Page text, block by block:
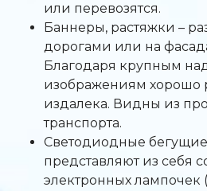
или перевозятся.
Баннеры, растяжки –
дорогами или на
Благодаря крупным
изображениям хорошо
издалека. Видны из
транспорта.
Светодиодные бегущие
представляют из себя
электронных лампочек